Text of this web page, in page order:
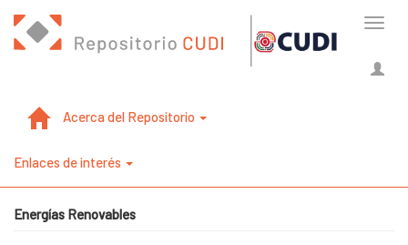
Acerca del Repositorio
Enlaces de interés
Energías Renovables